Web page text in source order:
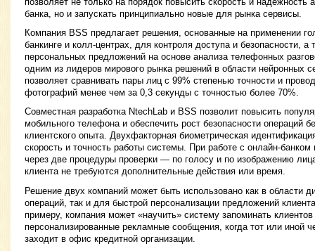
банка, но и запускать принципиально новые для рынка сервисы.
Компания BSS предлагает решения, основанные на применении
банкинге и колл-центрах, для контроля доступа и безопасности, а
персональных предложений на основе анализа телефонных
одним из лидеров мирового рынка решений в области нейронных
позволяет сравнивать пары лиц с 99% степенью точности и
фотографий менее чем за 0,3 секунды с точностью более 70%.
Совместная разработка NtechLab и BSS позволит повысить
мобильного телефона и обеспечить рост безопасности операций
клиентского опыта. Двухфакторная биометрическая
скорость и точность работы системы. При работе с онлайн-банком
через две процедуры проверки — по голосу и по изображению
клиента не требуются дополнительные действия или время.
Решение двух компаний может быть использовано как в области
операций, так и для быстрой персонализации предложений
примеру, компания может «научить» систему запоминать
персонализированные рекламные сообщения, когда тот или иной
заходит в офис кредитной организации.